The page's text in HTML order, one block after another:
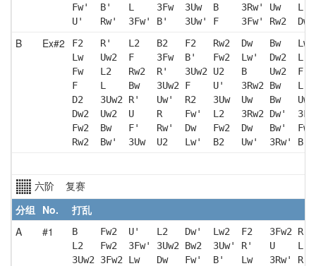
Fw'  B'   L    3Fw  3Uw  B    3Rw' Uw   L
U'   Rw'  3Fw' B'   3Uw' F    3Fw' Rw2
B Ex#2
F2   R'   L2   B2   F2   Rw2  Dw   Bw
Lw   Uw2  F    3Fw  B'   Fw2  Lw'  Dw2  L'
Fw   L2   Rw2  R'   3Uw2 U2   B    Uw2  F
F    L    Bw   3Uw2 F    U'   3Rw2 Bw
D2   3Uw2 R'   Uw'  R2   3Uw  Uw   Bw
Dw2  Uw2  U    R    Fw'  L2   3Rw2 Dw'
Fw2  Bw   F'   Rw'  Dw   Fw2  Dw   Bw'  Fw
Rw2  Bw'  3Uw  U2   Lw'  B2   Uw'  3Rw'
六阶 复赛
分组 No.
打乱
A
#1
B    Fw2  U'   L2   Dw'  Lw2  F2   3Fw2
L2   Fw2  3Fw' 3Uw2 Bw2  3Uw' R'   U
3Uw2 3Fw2 Lw   Dw   Fw'  B'   Lw   3Rw'